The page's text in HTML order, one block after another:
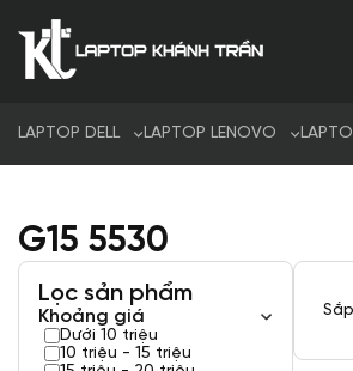
LAPTOP DELL LAPTOP LENOVO
G15 5530
Lọc sản phẩm
Khoảng giá
Dưới 10 triệu
10 triệu - 15 triệu